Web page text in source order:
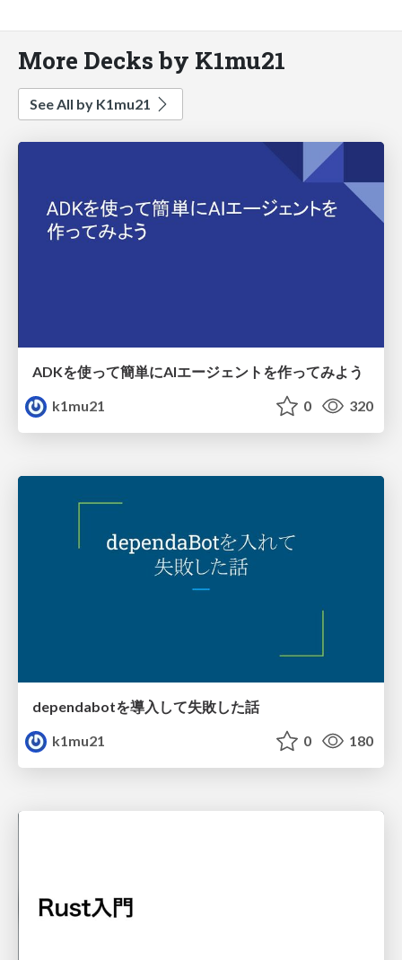
More Decks by K1mu21
See All by K1mu21
ADKを使って簡単にAIエージェントを作ってみよう
k1mu21
0 320
dependabotを導入して失敗した話
k1mu21
0 180